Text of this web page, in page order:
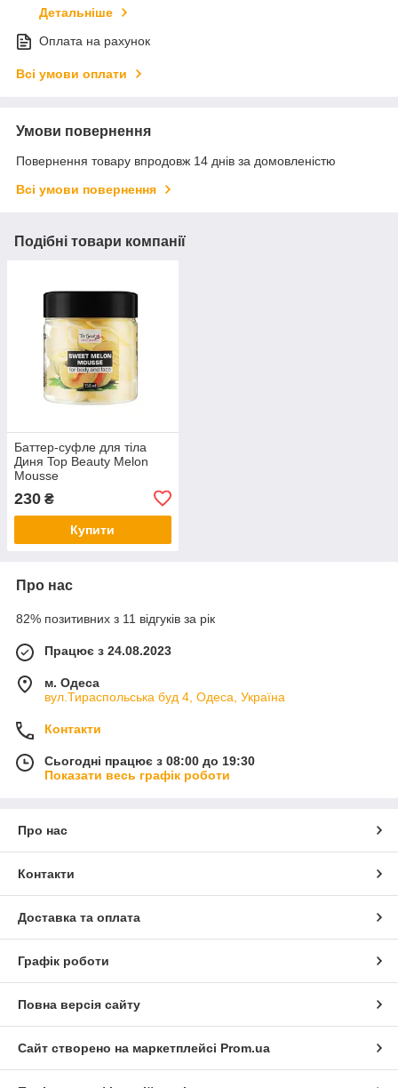
Детальніше
Оплата на рахунок
Всі умови оплати
Умови повернення
Повернення товару впродовж 14 днів за домовленістю
Всі умови повернення
Подібні товари компанії
Баттер-суфле для тіла
Диня Top Beauty Melon
Mousse
230 ₴
Купити
Про нас
82% позитивних з 11 відгуків за рік
Працює з 24.08.2023
м. Одеса
вул.Тираспольська буд 4, Одеса, Україна
Контакти
Сьогодні працює з 08:00 до 19:30
Показати весь графік роботи
Про нас
Контакти
Доставка та оплата
Графік роботи
Повна версія сайту
Сайт створено на маркетплейсі Prom.ua